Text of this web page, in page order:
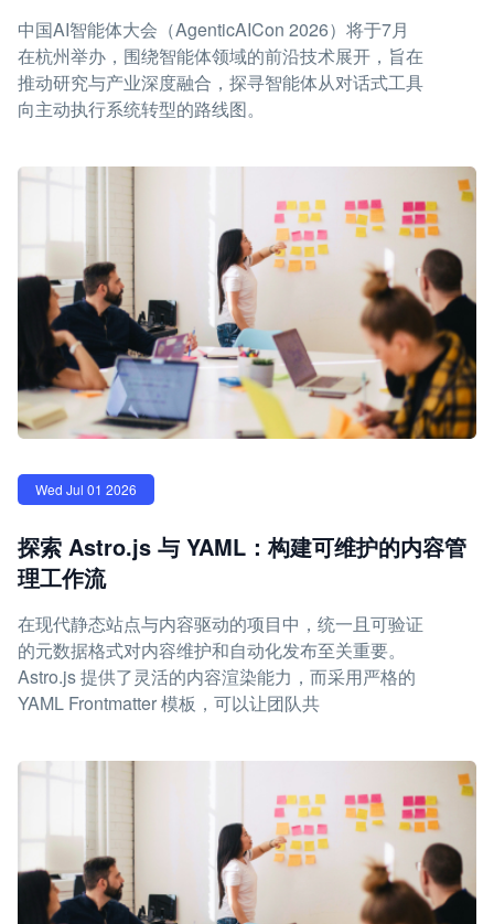
中国AI智能体大会（AgenticAICon 2026）将于7月
在杭州举办，围绕智能体领域的前沿技术展开，旨在
推动研究与产业深度融合，探寻智能体从对话式工具
向主动执行系统转型的路线图。
Wed Jul 01 2026
探索 Astro.js 与 YAML：构建可维护的内容管
理工作流
在现代静态站点与内容驱动的项目中，统一且可验证
的元数据格式对内容维护和自动化发布至关重要。
Astro.js 提供了灵活的内容渲染能力，而采用严格的
YAML Frontmatter 模板，可以让团队共